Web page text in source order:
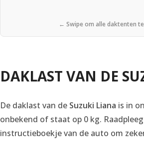
← Swipe om alle daktenten
DAKLAST VAN DE
De daklast van de Suzuki Liana is in
onbekend of staat op 0 kg.
instructieboekje van de auto om